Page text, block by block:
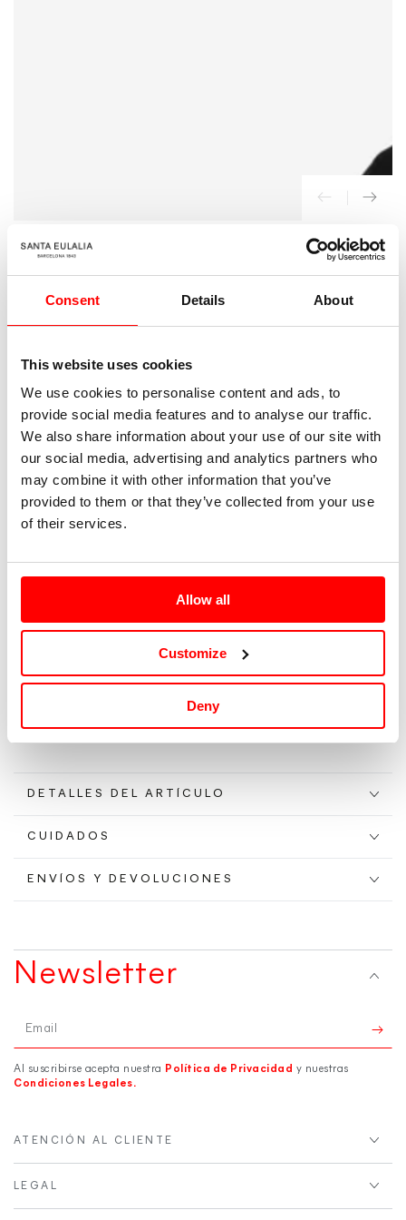
Consent Details About
This website uses cookies
We use cookies to personalise content and ads, to
provide social media features and to analyse our traffic.
We also share information about your use of our site with
our social media, advertising and analytics partners who
may combine it with other information that you’ve
provided to them or that they’ve collected from your use
of their services.
Allow all
Customize
Deny
INICIO /
Alexander Wang
Cárdigan Diseño Bikini
Precio
210 €
XS
S
L
Tallaje: SML |Guía de tallas
DETALLES DEL ARTÍCULO
CUIDADOS
ENVÍOS Y DEVOLUCIONES
Newsletter
Email
Al suscribirse acepta nuestra Política de Privacidad y nuestras
Condiciones Legales.
ATENCIÓN AL CLIENTE
LEGAL